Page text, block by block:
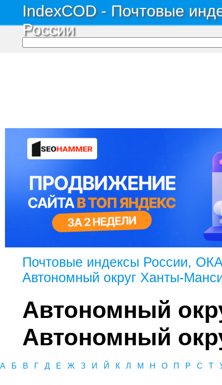
IndexCOD - Почтовые
России
Почтовые индексы России,
Автономный округ Ханты-
Автономный
Автономный
А Б В Г Д Е Ж З И Й К Л М Н О П Р С Т